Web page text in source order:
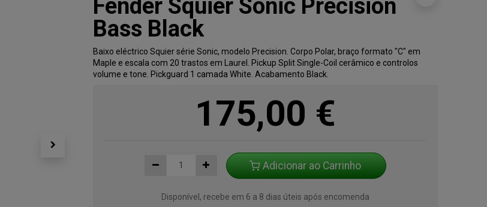
Fender Squier Sonic Precision
Bass Black
Baixo eléctrico Squier série Sonic, modelo Precision. Corpo Polar, braço formato "C" em
Maple e escala com 20 trastos em Laurel. Pickup Split Single-Coil cerâmico e controlos
volume e tone. Pickguard 1 camada White. Acabamento Black.
175,00 €
Adicionar ao Carrinho
Disponível, recebe em 6 a 8 dias úteis após encomenda